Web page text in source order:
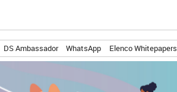
DS Ambassador WhatsApp Elenco Whitepapers